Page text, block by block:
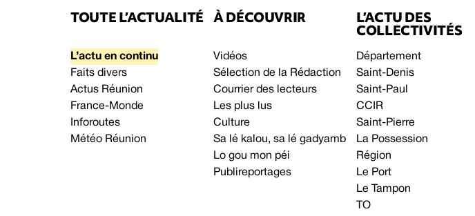
TOUTE L’ACTUALITÉ
L’actu en continu
Faits divers
Actus Réunion
France-Monde
Inforoutes
Météo Réunion
À DÉCOUVRIR
Vidéos
Sélection de la Rédaction
Courrier des lecteurs
Les plus lus
Culture
Sa lé kalou, sa lé gadyamb
Lo gou mon péi
Publireportages
L’ACTU DES
COLLECTIVITÉS
Département
Saint-Denis
Saint-Paul
CCIR
Saint-Pierre
La Possession
Région
Le Port
Le Tampon
TO